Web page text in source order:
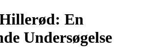
En
Undersøgelse